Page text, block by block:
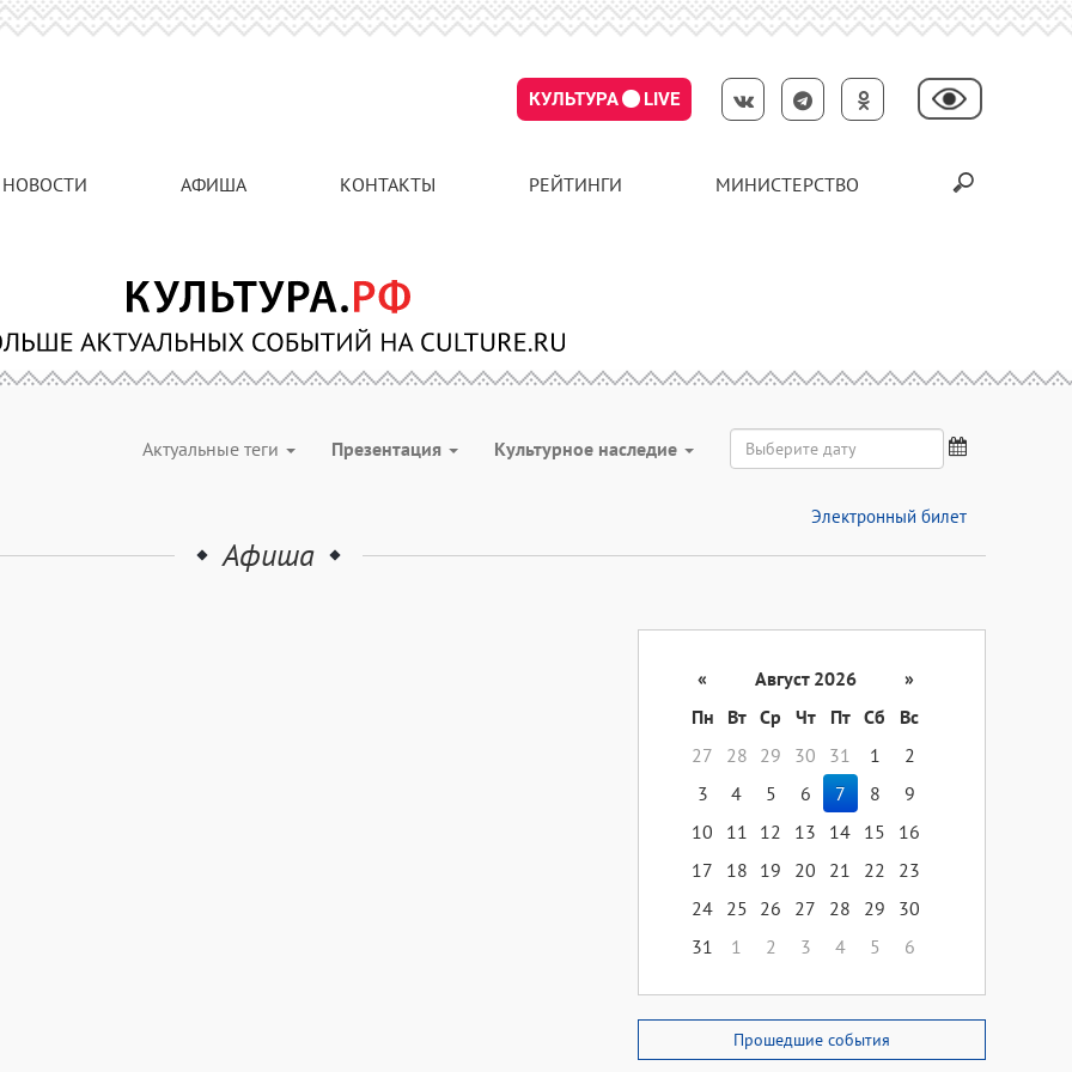
КУЛЬТУРА LIVE
НОВОСТИ АФИША КОНТАКТЫ РЕЙТИНГИ МИНИСТЕРСТВО
Актуальные теги Презентация Культурное наследие
Электронный билет
Афиша
« Август 2026
»
Пн
Вт Ср Чт Пт Сб
Вс
27
28 29 30 31 1
2
3
4 5 6 7 8
9
10
11 12 13 14 15
16
17
18 19 20 21 22
23
24 25 26 27 28 29
30
31
1 2 3 4 5 6
Прошедшие события